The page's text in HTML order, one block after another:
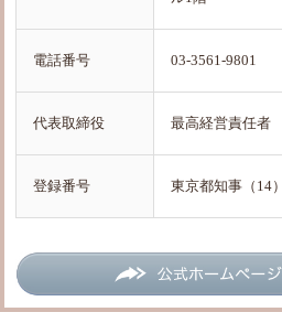
電話番号 03-3561-9801
代表取締役 最高経営責任者
登録番号 東京都知事（14